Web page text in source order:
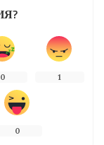
0 1
0